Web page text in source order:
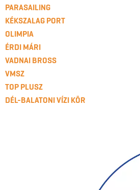
PARASAILING
KÉKSZALAG PORT
OLIMPIA
ÉRDI MÁRI
VADNAI BROSS
VMSZ
TOP PLUSZ
DÉL-BALATONI VÍZI KÖR